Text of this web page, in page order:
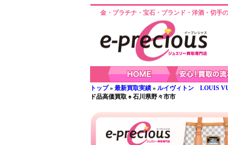
金・プラチナ・宝石・ブランド・洋酒・切手
トップ» 最新買取実績 » ルイヴィトン LOUIS
ド品高価買取 ♠ 石川県野々市市